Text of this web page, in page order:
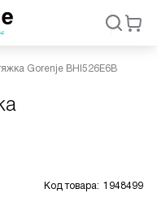
Gorenje BHI526E6B
Код товара: 1948499